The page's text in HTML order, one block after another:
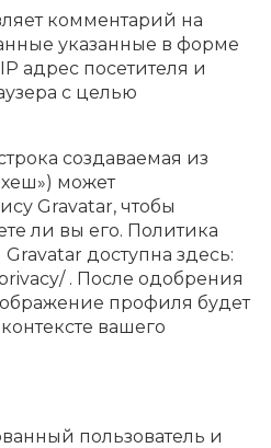
комментарий на
указанные в форме
адрес посетителя и
с целью
создаваемая из
может
Gravatar, чтобы
ли вы его. Политика
доступна здесь:
. После одобрения
профиля будет
вашего
пользователь и